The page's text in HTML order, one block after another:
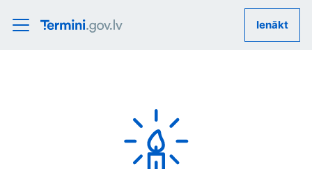
Ienākt